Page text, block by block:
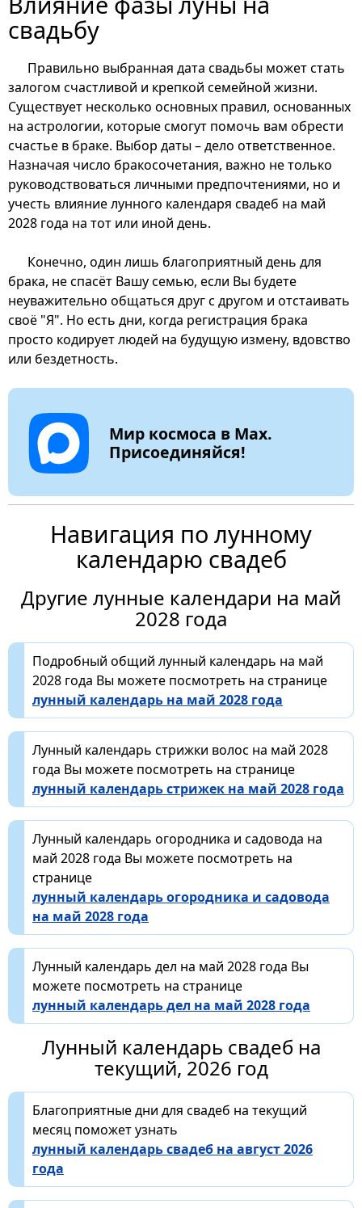
свадьбу
Правильно выбранная дата свадьбы может стать
залогом счастливой и крепкой семейной жизни.
Существует несколько основных правил, основанных
на астрологии, которые смогут помочь вам обрести
счастье в браке. Выбор даты – дело ответственное.
Назначая число бракосочетания, важно не только
руководствоваться личными предпочтениями, но и
учесть влияние лунного календаря свадеб на май
2028 года на тот или иной день.
Конечно, один лишь благоприятный день для
брака, не спасёт Вашу семью, если Вы будете
неуважительно общаться друг с другом и отстаивать
своё "Я". Но есть дни, когда регистрация брака
просто кодирует людей на будущую измену, вдовство
или бездетность.
Мир космоса в Max.
Присоединяйся!
Навигация по лунному
календарю свадеб
Другие лунные календари на май
2028 года
Подробный общий лунный календарь на май
2028 года Вы можете посмотреть на странице
лунный календарь на май 2028 года
Лунный календарь стрижки волос на май 2028
года Вы можете посмотреть на странице
лунный календарь стрижек на май 2028 года
Лунный календарь огородника и садовода на
май 2028 года Вы можете посмотреть на
странице
лунный календарь огородника и садовода
на май 2028 года
Лунный календарь дел на май 2028 года Вы
можете посмотреть на странице
лунный календарь дел на май 2028 года
Лунный календарь свадеб на
текущий, 2026 год
Благоприятные дни для свадеб на текущий
месяц поможет узнать
лунный календарь свадеб на август 2026
года